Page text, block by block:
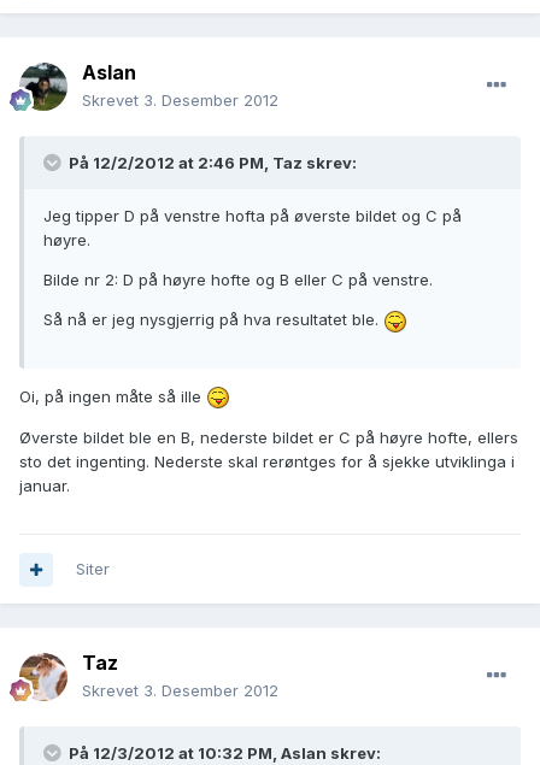
Aslan
Skrevet 3. Desember 2012
På 12/2/2012 at 2:46 PM, Taz skrev:
Jeg tipper D på venstre hofta på øverste bildet og C på
høyre.
Bilde nr 2: D på høyre hofte og B eller C på venstre.
Så nå er jeg nysgjerrig på hva resultatet ble.
Oi, på ingen måte så ille
Øverste bildet ble en B, nederste bildet er C på høyre hofte, ellers
sto det ingenting. Nederste skal rerøntges for å sjekke utviklinga i
januar.
Siter
Taz
Skrevet 3. Desember 2012
På 12/3/2012 at 10:32 PM, Aslan skrev: